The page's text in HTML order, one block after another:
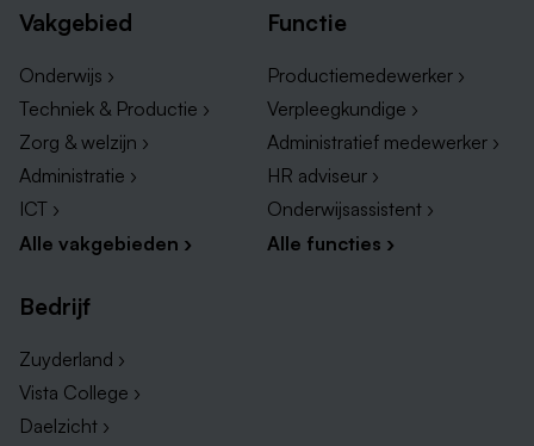
Vakgebied
Onderwijs ›
Techniek & Productie ›
Zorg & welzijn ›
Administratie ›
ICT ›
Alle vakgebieden ›
Functie
Productiemedewerker ›
Verpleegkundige ›
Administratief medewerker ›
HR adviseur ›
Onderwijsassistent ›
Alle functies ›
Bedrijf
Zuyderland ›
Vista College ›
Daelzicht ›